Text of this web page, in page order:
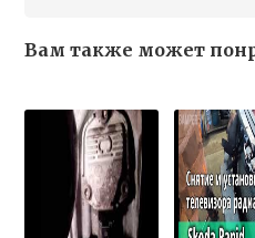
Вам также может